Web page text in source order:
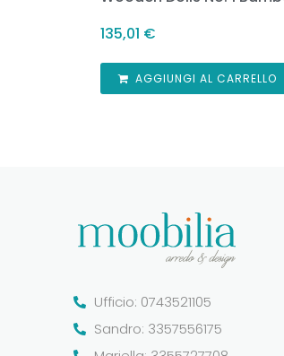
135,01 €
AGGIUNGI AL CARRELLO
Ufficio: 0743521105
Sandro: 3357556175